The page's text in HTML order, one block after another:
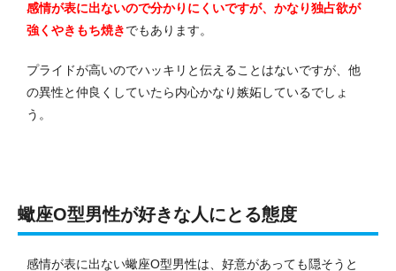
感情が表に出ないので分かりにくいですが、かなり独占欲が
強くやきもち焼きでもあります。
プライドが高いのでハッキリと伝えることはないですが、他
の異性と仲良くしていたら内心かなり嫉妬しているでしょ
う。
蠍座O型男性が好きな人にとる態度
感情が表に出ない蠍座O型男性は、好意があっても隠そうと